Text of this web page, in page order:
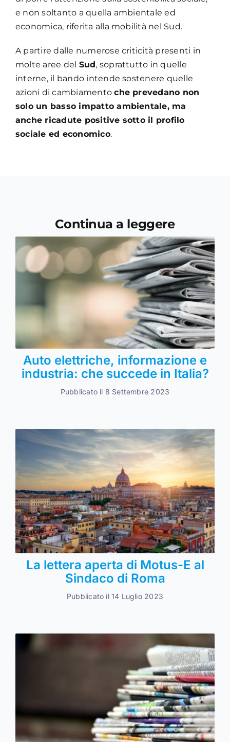
e non soltanto a quella ambientale ed
economica, riferita alla mobilità nel Sud.
A partire dalle numerose criticità presenti in
molte aree del Sud, soprattutto in quelle
interne, il bando intende sostenere quelle
azioni di cambiamentoche prevedano non
solo un basso impatto ambientale, ma
anche ricadute positive sotto il profilo
sociale ed economico.
Continua a leggere
Auto elettriche, informazione e
industria: che succede in Italia?
Pubblicato il 8 Settembre 2023
La lettera aperta di Motus-E al
Sindaco di Roma
Pubblicato il 14 Luglio 2023